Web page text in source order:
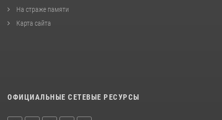
На страже памяти
Карта сайта
ОФИЦИАЛЬНЫЕ СЕТЕВЫЕ РЕСУРСЫ